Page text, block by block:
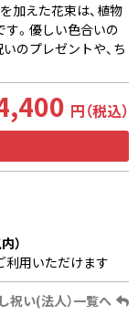
加えた花束は、植物
。優しい色合いの
のプレゼントや、ち
円（税込）
）
利用いただけます
祝い(法人）一覧へ